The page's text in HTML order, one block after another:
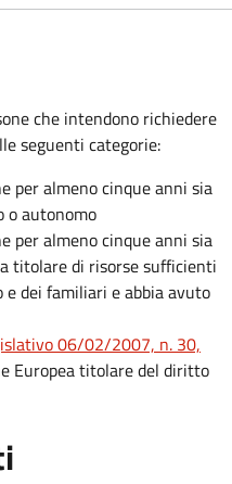
che intendono richiedere
seguenti categorie:
per almeno cinque anni sia
o autonomo
per almeno cinque anni sia
titolare di risorse sufficienti
dei familiari e abbia avuto
06/02/2007, n. 30,
Europea titolare del diritto